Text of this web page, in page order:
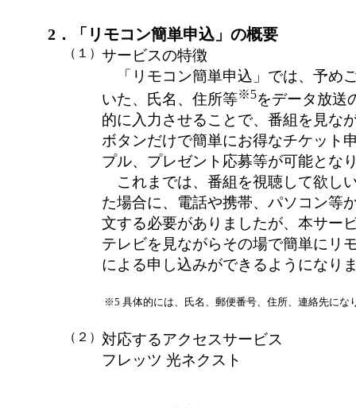
2．「リモコン簡単申込」の概要
（１） サービスの特徴
「リモコン簡単申込」では、予め
いた、氏名、住所等※5をデータ放送
的に入力させることで、番組を見な
ボタンだけで簡単にお得なチケット
プル、プレゼント応募等が可能とな
これまでは、番組を視聴して欲し
た場合に、電話や携帯、パソコン等
文する必要がありましたが、本サー
テレビを見ながらその場で簡単にリ
による申し込みができるようになり
※5 具体的には、氏名、郵便番号、住所、連絡先にな
（２） 対応するアクセスサービス
フレッツ 光ネクスト